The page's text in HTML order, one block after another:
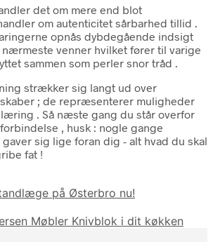
det om mere end blot
om autenticitet sårbarhed tillid .
opnås dybdegående indsigt
nærmeste venner hvilket fører til varige
sammen som perler snor tråd .
strækker sig langt ud over
; de repræsenterer muligheder
. Så næste gang du står overfor
, husk : nogle gange
sig lige foran dig - alt hvad du skal
fat !
på Østerbro nu!
Møbler Knivblok i dit køkken